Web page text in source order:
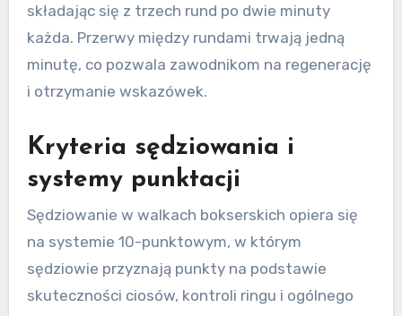
składając się z trzech rund po dwie minuty
każda. Przerwy między rundami trwają jedną
minutę, co pozwala zawodnikom na regenerację
i otrzymanie wskazówek.
Kryteria sędziowania i
systemy punktacji
Sędziowanie w walkach bokserskich opiera się
na systemie 10-punktowym, w którym
sędziowie przyznają punkty na podstawie
skuteczności ciosów, kontroli ringu i ogólnego